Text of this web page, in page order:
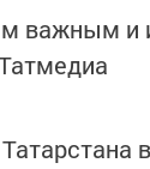
важным и
в